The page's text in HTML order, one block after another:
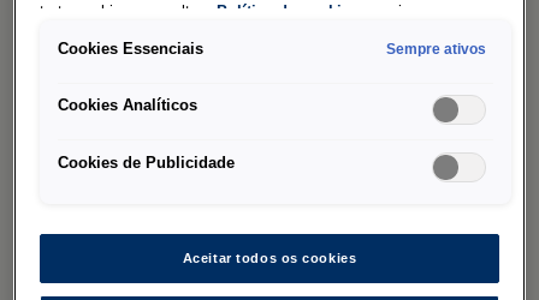
Multivan Longa com 8 lugares
A Multivan longa está agora disponível
movimento. Seja para transfers executivos,
shuttles de luxo ou deslocações em grupo
trata cookies, consulte aPolítica de cookies em vigor.
Cookies Essenciais Sempre ativos
Cookies Analíticos
Cookies de Publicidade
Aceitar todos os cookies